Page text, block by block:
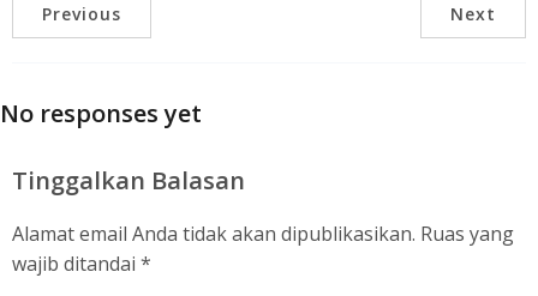
Previous Next
No responses yet
Tinggalkan Balasan
Alamat email Anda tidak akan dipublikasikan. Ruas yang
wajib ditandai *